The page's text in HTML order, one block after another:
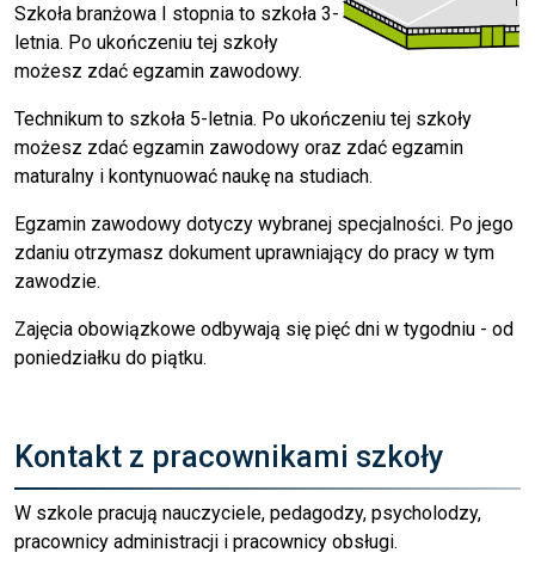
Szkoła branżowa I stopnia to szkoła 3-
letnia. Po ukończeniu tej szkoły
możesz zdać egzamin zawodowy.
Technikum to szkoła 5-letnia. Po ukończeniu tej szkoły
możesz zdać egzamin zawodowy oraz zdać egzamin
maturalny i kontynuować naukę na studiach.
Egzamin zawodowy dotyczy wybranej specjalności. Po jego
zdaniu otrzymasz dokument uprawniający do pracy w tym
zawodzie.
Zajęcia obowiązkowe odbywają się pięć dni w tygodniu - od
poniedziałku do piątku.
Kontakt z pracownikami szkoły
W szkole pracują nauczyciele, pedagodzy, psycholodzy,
pracownicy administracji i pracownicy obsługi.